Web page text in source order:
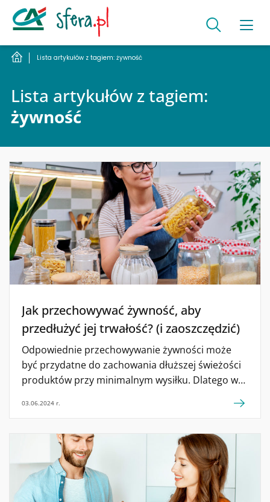
Lista artykułów z tagiem: żywność
Lista artykułów z tagiem:
żywność
Jak przechowywać żywność, aby
przedłużyć jej trwałość? (i zaoszczędzić)
Odpowiednie przechowywanie żywności może
być przydatne do zachowania dłuższej świeżości
produktów przy minimalnym wysiłku. Dlatego w
03.06.2024 r.